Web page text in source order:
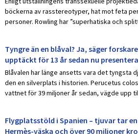
böckerna av rasstereotyper, hat mot feta
personer. Rowling har ”superhatiska och
Tyngre än en blåval? Ja, säger
upptäckt för 13 år sedan nu
Blåvalen har länge ansetts vara det tyngsta
den en silverplats i historien. Perucetus
vattnet för 39 miljoner år sedan, vägde upp
Flygplatsstöld i Spanien – tjuvar tar
Hermès-väska och över 90 miljoner